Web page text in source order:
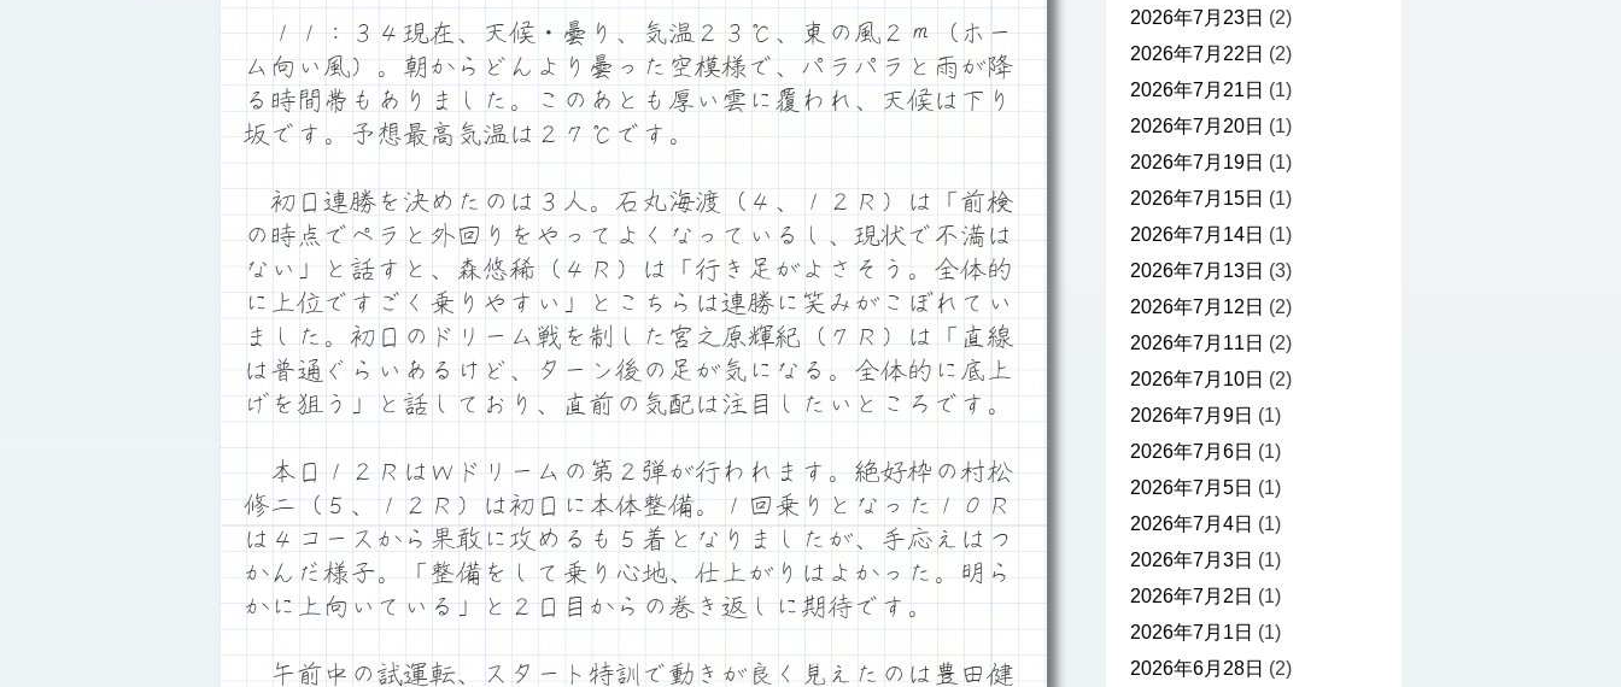
１１：３４現在、天候・曇り、気温２３℃、東の風２ｍ（ホー
ム向い風）。朝からどんより曇った空模様で、パラパラと雨が降
る時間帯もありました。このあとも厚い雲に覆われ、天候は下り
坂です。予想最高気温は２７℃です。
初日連勝を決めたのは３人。石丸海渡（４、１２Ｒ）は「前検
の時点でペラと外回りをやってよくなっているし、現状で不満は
ない」と話すと、森悠稀（４Ｒ）は「行き足がよさそう。全体的
に上位ですごく乗りやすい」とこちらは連勝に笑みがこぼれてい
ました。初日のドリーム戦を制した宮之原輝紀（７Ｒ）は「直線
は普通ぐらいあるけど、ターン後の足が気になる。全体的に底上
げを狙う」と話しており、直前の気配は注目したいところです。
本日１２ＲはＷドリームの第２弾が行われます。絶好枠の村松
修二（５、１２Ｒ）は初日に本体整備。１回乗りとなった１０Ｒ
は４コースから果敢に攻めるも５着となりましたが、手応えはつ
かんだ様子。「整備をして乗り心地、仕上がりはよかった。明ら
かに上向いている」と２日目からの巻き返しに期待です。
午前中の試運転、スタート特訓で動きが良く見えたのは豊田健
2026年7月23日 (2)
2026年7月22日 (2)
2026年7月21日 (1)
2026年7月20日 (1)
2026年7月19日 (1)
2026年7月15日 (1)
2026年7月14日 (1)
2026年7月13日 (3)
2026年7月12日 (2)
2026年7月11日 (2)
2026年7月10日 (2)
2026年7月9日 (1)
2026年7月6日 (1)
2026年7月5日 (1)
2026年7月4日 (1)
2026年7月3日 (1)
2026年7月2日 (1)
2026年7月1日 (1)
2026年6月28日 (2)